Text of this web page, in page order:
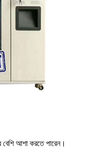
আশা করতে পারেন।